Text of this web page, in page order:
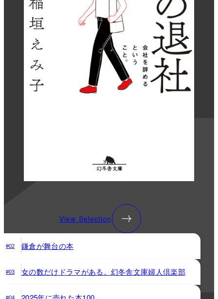
View Selection
#02 鎌倉が舞台の本
#03 女の数だけドラマがある。幻冬舎文庫婦人倶楽部
#04